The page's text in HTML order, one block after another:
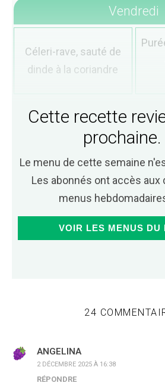
Vendredi
Céleri-rave, sauté de
dinde à la coriandre
Cette recette
prochaine.
Le menu de cette semaine
Les abonnés ont accès aux
menus
VOIR LES MENUS DU
24
ANGELINA
2 DÉCEMBRE 2025 À 16:38
RÉPONDRE